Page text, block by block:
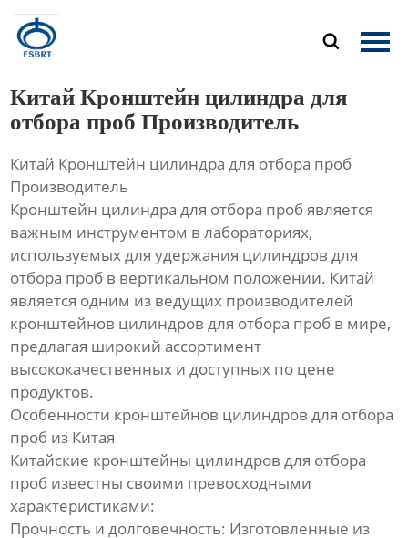

Главная
О Нас
Новости
Контакты
Китай Кронштейн цилиндра для
отбора проб Производитель
Китай Кронштейн цилиндра для отбора проб
Производитель
Кронштейн цилиндра для отбора проб является
важным инструментом в лабораториях,
используемых для удержания цилиндров для
отбора проб в вертикальном положении. Китай
является одним из ведущих производителей
кронштейнов цилиндров для отбора проб в мире,
предлагая широкий ассортимент
высококачественных и доступных по цене
продуктов.
Особенности кронштейнов цилиндров для отбора
проб из Китая
Китайские кронштейны цилиндров для отбора
проб известны своими превосходными
характеристиками:
Прочность и долговечность: Изготовленные из